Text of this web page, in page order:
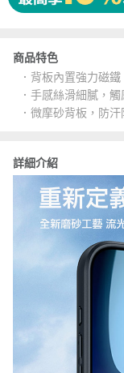
商品特色
．背板內置強力磁
．手感絲滑細膩，觸
．微摩砂背板，防
詳細介紹